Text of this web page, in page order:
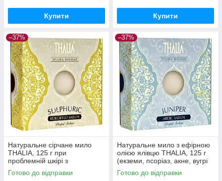
Купити Купити
–37%
Натуральне сірчане мило
THALIA, 125 г при
проблемній шкірі з
надмірною жирністю та
висипаннями
Готово до відправки
–37%
Натуральне мило з ефірною
олією ялівцю THALIA, 125 г
(екземи, псоріаз, акне, вугрі
тощо)
Готово до відправки